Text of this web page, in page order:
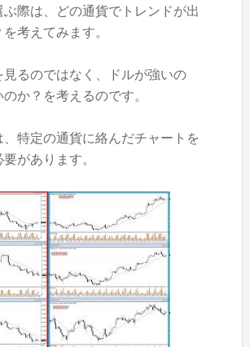
際は、どの通貨でトレンドが出
考えてみます。
見るのではなく、ドルが強いの
か？を考えるのです。
特定の通貨に絡んだチャートを
があります。